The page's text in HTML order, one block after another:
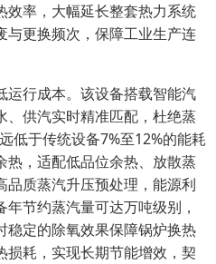
效率，大幅延长整套热力系统
与更换频次，保障工业生产连
运行成本。该设备搭载智能汽
、供汽实时精准匹配，杜绝蒸
低于传统设备7%至12%的能耗
热，适配低品位余热、放散蒸
质蒸汽升压预处理，能源利
节约蒸汽量可达万吨级别，
稳定的除氧效果保障锅炉换热
耗，实现长期节能增效，契